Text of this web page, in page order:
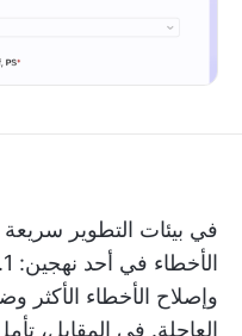
في بيئات التطوير سريعة
وإصلاح الأخطاء الأكثر
العاجلة. في المقابل،